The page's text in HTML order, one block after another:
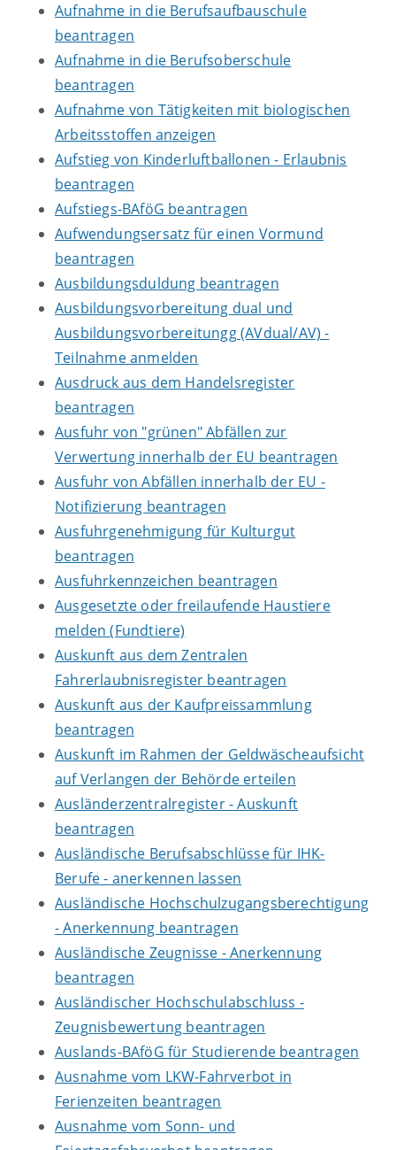
Aufnahme in die Berufsaufbauschule
beantragen
Aufnahme in die Berufsoberschule
beantragen
Aufnahme von Tätigkeiten mit biologischen
Arbeitsstoffen anzeigen
Aufstieg von Kinderluftballonen - Erlaubnis
beantragen
Aufstiegs-BAföG beantragen
Aufwendungsersatz für einen Vormund
beantragen
Ausbildungsduldung beantragen
Ausbildungsvorbereitung dual und
Ausbildungsvorbereitungg (AVdual/AV) -
Teilnahme anmelden
Ausdruck aus dem Handelsregister
beantragen
Ausfuhr von "grünen" Abfällen zur
Verwertung innerhalb der EU beantragen
Ausfuhr von Abfällen innerhalb der EU -
Notifizierung beantragen
Ausfuhrgenehmigung für Kulturgut
beantragen
Ausfuhrkennzeichen beantragen
Ausgesetzte oder freilaufende Haustiere
melden (Fundtiere)
Auskunft aus dem Zentralen
Fahrerlaubnisregister beantragen
Auskunft aus der Kaufpreissammlung
beantragen
Auskunft im Rahmen der Geldwäscheaufsicht
auf Verlangen der Behörde erteilen
Ausländerzentralregister - Auskunft
beantragen
Ausländische Berufsabschlüsse für IHK-
Berufe - anerkennen lassen
Ausländische Hochschulzugangsberechtigung
- Anerkennung beantragen
Ausländische Zeugnisse - Anerkennung
beantragen
Ausländischer Hochschulabschluss -
Zeugnisbewertung beantragen
Auslands-BAföG für Studierende beantragen
Ausnahme vom LKW-Fahrverbot in
Ferienzeiten beantragen
Ausnahme vom Sonn- und